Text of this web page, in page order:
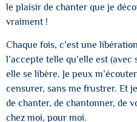
le plaisir de chanter que je
vraiment !
Chaque fois, c’est une
l’accepte telle qu’elle est
elle se libère. Je peux
censurer, sans me frustrer. Et
de chanter, de chantonner, de
chez moi, pour moi.